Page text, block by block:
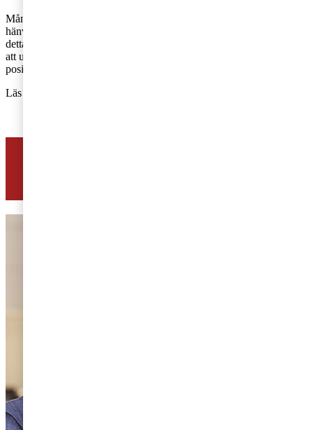
Många styrelseledamöter som riskerar personligt betalningsansvar
hänvisar till okunskap om vad ett styrelseuppdrag innebär. Som
detta, och andra rättsfall visar, är det dock i praktiken mycket svårt
att undvika ansvaret genom att hänvisa till okunskap och att
positionen som styrelseledamot främst varit symbolisk.
Läs också: